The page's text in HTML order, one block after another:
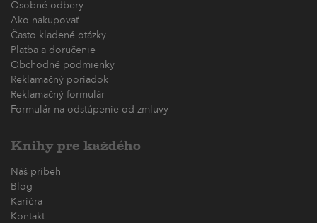
Osobné odbery
Ako nakupovať
Často kladené otázky
Platba a doručenie
Obchodné podmienky
Reklamačný poriadok
Reklamačný formulár
Formulár na odstúpenie od zmluvy
Knihy pre každého
Náš príbeh
Blog
Kariéra
Kontakt